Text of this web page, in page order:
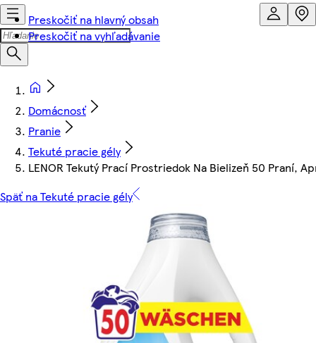
Preskočiť na hlavný obsah
Preskočiť na vyhľadávanie
Domácnosť
Pranie
Tekuté pracie gély
LENOR Tekutý Prací Prostriedok Na Bielizeň 50 Praní,
Späť na Tekuté pracie gély